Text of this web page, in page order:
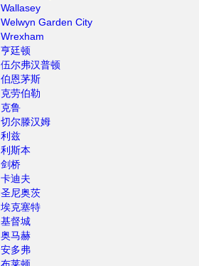
Wallasey
Welwyn Garden City
Wrexham
亨廷顿
伍尔弗汉普顿
伯恩茅斯
克劳伯勒
克鲁
切尔滕汉姆
利兹
利斯本
剑桥
卡迪夫
圣尼奥茨
埃克塞特
基督城
奥马赫
安多弗